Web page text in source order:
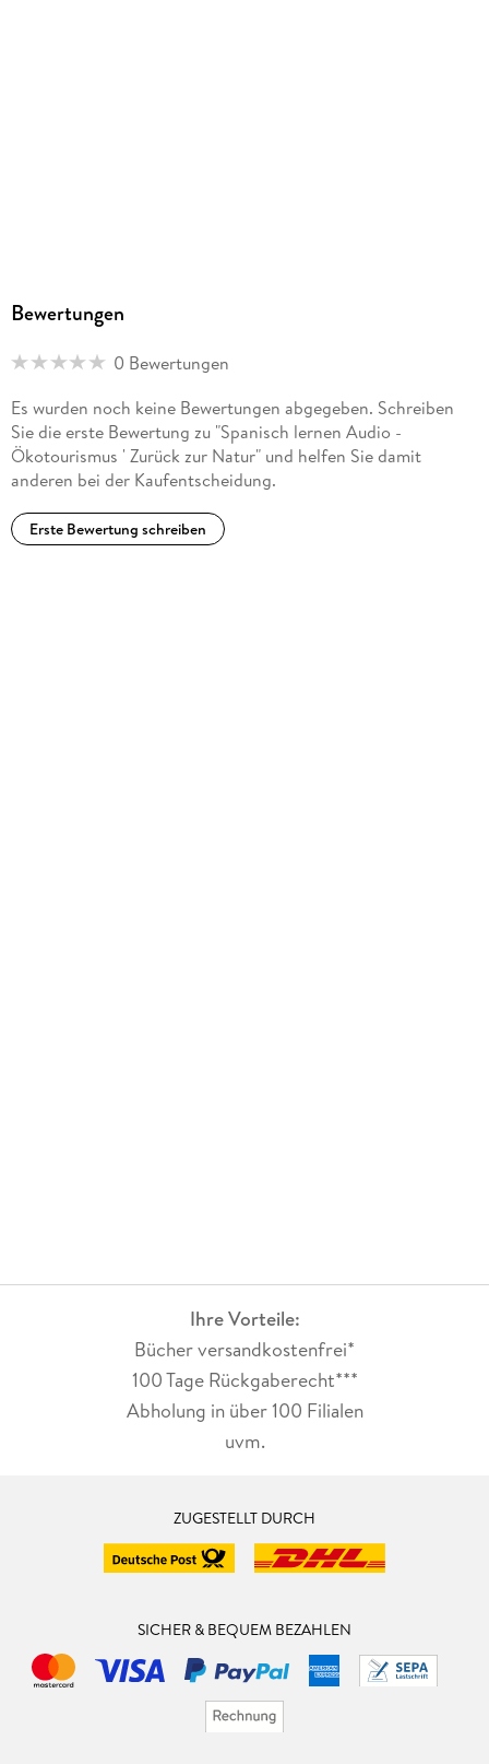
Bewertungen
0 Bewertungen
Es wurden noch keine Bewertungen abgegeben. Schreiben
Sie die erste Bewertung zu "Spanisch lernen Audio -
Ökotourismus ' Zurück zur Natur" und helfen Sie damit
anderen bei der Kaufentscheidung.
Erste Bewertung schreiben
Ihre Vorteile:
Bücher versandkostenfrei*
100 Tage Rückgaberecht***
Abholung in über 100 Filialen
uvm.
ZUGESTELLT DURCH
SICHER & BEQUEM BEZAHLEN